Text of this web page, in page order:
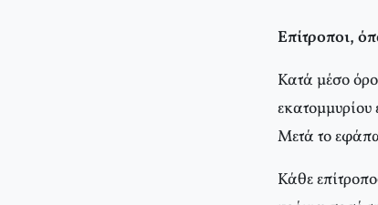
Επίτροποι,
Κατά μέσο
Μετά το
Κάθε